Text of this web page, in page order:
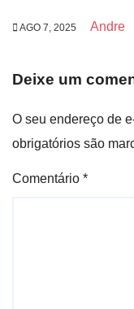
AGO 7, 2025 Andre
Deixe um
O seu endereço de
obrigatórios são
Comentário *